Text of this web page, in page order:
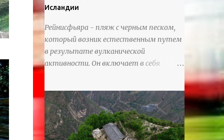
Исландии
Рейнисфьяра - пляж с черным песком,
который возник естественным путем
в результате вулканической
активности. Он включает в себя
массивные базальтовые
шестиугольные колонны, высокие
утесы, лавовые образования, черную
береговую линию и великолепные
каменные арки.